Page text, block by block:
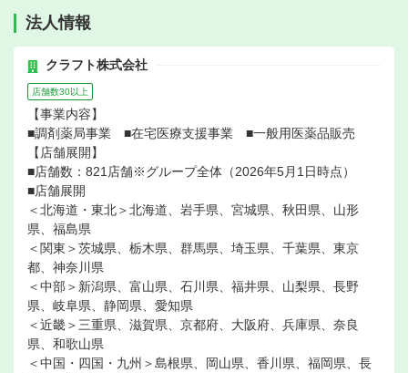
法人情報
クラフト株式会社
店舗数30以上
【事業内容】
■調剤薬局事業 ■在宅医療支援事業 ■一般用医薬品販売
【店舗展開】
■店舗数：821店舗※グループ全体（2026年5月1日時点）
■店舗展開
＜北海道・東北＞北海道、岩手県、宮城県、秋田県、山形
県、福島県
＜関東＞茨城県、栃木県、群馬県、埼玉県、千葉県、東京
都、神奈川県
＜中部＞新潟県、富山県、石川県、福井県、山梨県、長野
県、岐阜県、静岡県、愛知県
＜近畿＞三重県、滋賀県、京都府、大阪府、兵庫県、奈良
県、和歌山県
＜中国・四国・九州＞島根県、岡山県、香川県、福岡県、長